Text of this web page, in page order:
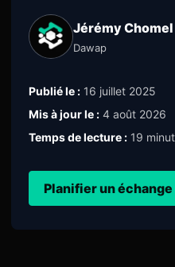
Jérémy Chomel
Dawap
Publié le : 16 juillet 2025
Mis à jour le : 4 août 2026
Temps de lecture : 19
Planifier un échange